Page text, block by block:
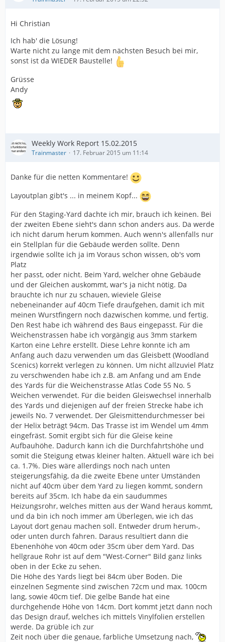
Hi Christian
Ich hab' die Lösung!
Warte nicht zu lange mit dem nächsten Besuch bei mir,
sonst ist da WIEDER Baustelle!
Grüsse
Andy
Weekly Work Report 15.02.2015
Trainmaster 17. Februar 2015 um 11:14
Danke für die netten Kommentare!
Layoutplan gibt's ... in meinem Kopf...
Für den Staging-Yard dachte ich mir, brauch ich keinen. Bei
der zweiten Ebene sieht's dann schon anders aus. Da werde
ich nicht darum herum kommen. Auch wenn's allenfalls nur
ein Stellplan für die Gebäude werden sollte. Denn
irgendwie sollte ich ja im Voraus schon wissen, ob's vom
Platz
her passt, oder nicht. Beim Yard, welcher ohne Gebäude
und der Gleichen auskommt, war's ja nicht nötig. Da
brauchte ich nur zu schauen, wieviele Gleise
nebeneinander auf 40cm Tiefe draufgehen, damit ich mit
meinen Wurstfingern noch dazwischen komme, und fertig.
Den Rest habe ich während des Baus eingepasst. Für die
Weichenstrassen habe ich vorgängig aus 3mm starkem
Karton eine Lehre erstellt. Diese Lehre konnte ich am
Anfang auch dazu verwenden um das Gleisbett (Woodland
Scenics) korrekt verlegen zu können. Um nicht allzuviel Platz
zu verschwenden habe ich z.B. am Anfang und am Ende
des Yards für die Weichenstrasse Atlas Code 55 No. 5
Weichen verwendet. Für die beiden Gleiswechsel innerhalb
des Yards und diejenigen auf der freien Strecke habe ich
jeweils No. 7 verwendet. Der Gleismittendurchmesser bei
der Helix beträgt 94cm. Das Trasse ist im Wendel um 4mm
eingefräst. Somit ergibt sich für die Gleise keine
Aufbauhöhe. Dadurch kann ich die Durchfahrtshöhe und
somit die Steigung etwas kleiner halten. Aktuell wäre ich bei
ca. 1.7%. Dies wäre allerdings noch nach unten
steigerungsfähig, da die zweite Ebene unter Umständen
nicht auf 40cm über dem Yard zu liegen kommt, sondern
bereits auf 35cm. Ich habe da ein saudummes
Heizungsrohr, welches mitten aus der Wand heraus kommt,
und da bin ich noch immer am Überlegen, wie ich das
Layout dort genau machen soll. Entweder drum herum-,
oder unten durch fahren. Daraus resultiert dann die
Ebenenhöhe von 40cm oder 35cm über dem Yard. Das
hellgraue Rohr ist auf dem "West-Corner" Bild ganz links
oben in der Ecke zu sehen.
Die Höhe des Yards liegt bei 84cm über Boden. Die
einzelnen Segmente sind zwischen 72cm und max. 100cm
lang, sowie 40cm tief. Die gelbe Bande hat eine
durchgehende Höhe von 14cm. Dort kommt jetzt dann noch
das Design drauf, welches ich mittels Vinylfolien erstellen
werde. Da grüble ich zur
Zeit noch über die genaue, farbliche Umsetzung nach,